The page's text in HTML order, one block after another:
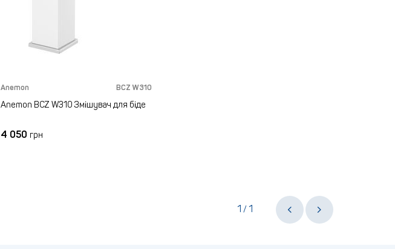
Anemon BCZ W310
Anemon BCZ W310 Змішувач для біде
4 050 грн
1 /1